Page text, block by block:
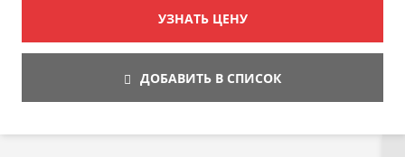
УЗНАТЬ ЦЕНУ
ДОБАВИТЬ В СПИСОК